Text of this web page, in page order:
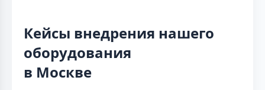
Кейсы внедрения нашего
оборудования
в Москве